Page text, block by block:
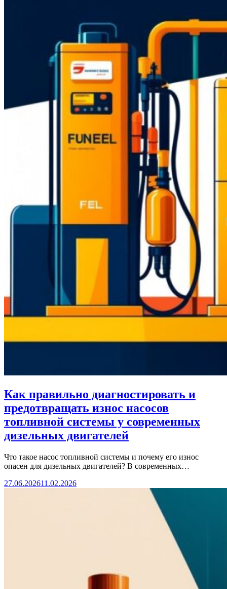
Как правильно диагностировать и
предотвращать износ насосов
топливной системы у современных
дизельных двигателей
Что такое насос топливной системы и почему его износ
опасен для дизельных двигателей? В современных…
27.06.202611.02.2026